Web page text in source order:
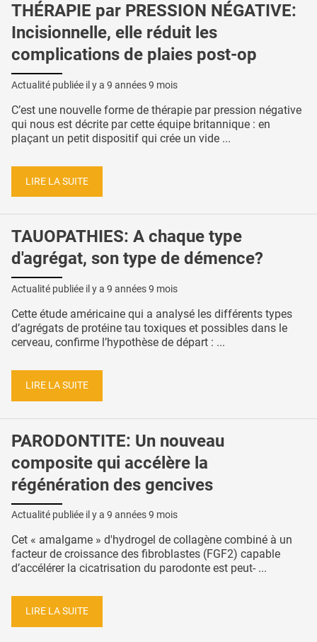
THÉRAPIE par PRESSION NÉGATIVE:
Incisionnelle, elle réduit les
complications de plaies post-op
Actualité publiée il y a 9 années 9 mois
C’est une nouvelle forme de thérapie par pression négative
qui nous est décrite par cette équipe britannique : en
plaçant un petit dispositif qui crée un vide ...
LIRE LA SUITE
TAUOPATHIES: A chaque type
d'agrégat, son type de démence?
Actualité publiée il y a 9 années 9 mois
Cette étude américaine qui a analysé les différents types
d’agrégats de protéine tau toxiques et possibles dans le
cerveau, confirme l’hypothèse de départ : ...
LIRE LA SUITE
PARODONTITE: Un nouveau
composite qui accélère la
régénération des gencives
Actualité publiée il y a 9 années 9 mois
Cet « amalgame » d'hydrogel de collagène combiné à un
facteur de croissance des fibroblastes (FGF2) capable
d’accélérer la cicatrisation du parodonte est peut- ...
LIRE LA SUITE